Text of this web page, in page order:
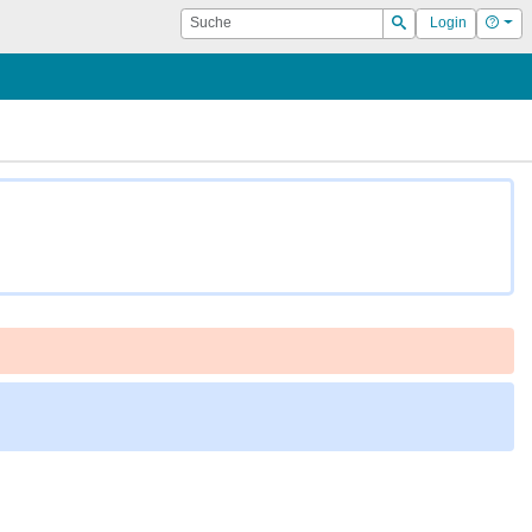
Suche
Suchen
Login Hilfe